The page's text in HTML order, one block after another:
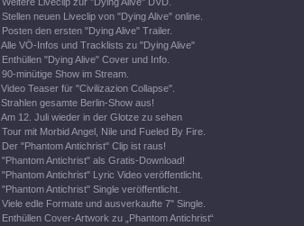
Stellen neuen Liveclip von "Dying Alive" online.
Posten den ersten "Dying Alive" Trailer.
Alle VÖ-Infos und Tracklists zu "Dying Alive"
Enthüllen "Dying Alive" Cover und Info.
90-minütige Show im Stream.
Video Teaser für "Civilizazion Collapse".
Strahlen gesamte Berlin-Show aus!
Am 12. Juli wieder in der Glotze zu sehen
Tour mit Morbid Angel, Nile und Fueled By Fire.
Der "Phantom Antichrist" Clip ist raus!
"Phantom Antichrist" als Gratis-Download!
"Phantom Antichrist" Lyric Video veröffentlicht.
"Phantom Antichrist" Single veröffentlicht.
Viele edle Formate und ausverkaufte 7" Single.
Enthüllen Cover-Artwork zu „Phantom Antichrist“